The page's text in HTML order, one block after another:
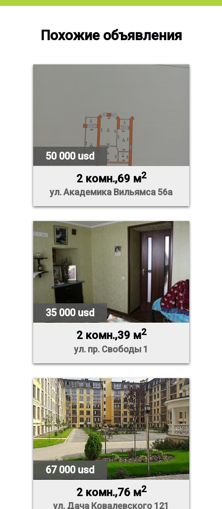
Похожие объявления
50 000 usd
2 комн.,69 м2
ул. Академика Вильямса 56а
35 000 usd
2 комн.,39 м2
ул. пр. Свободы 1
67 000 usd
2 комн.,76 м2
ул. Дача Ковалевского 121